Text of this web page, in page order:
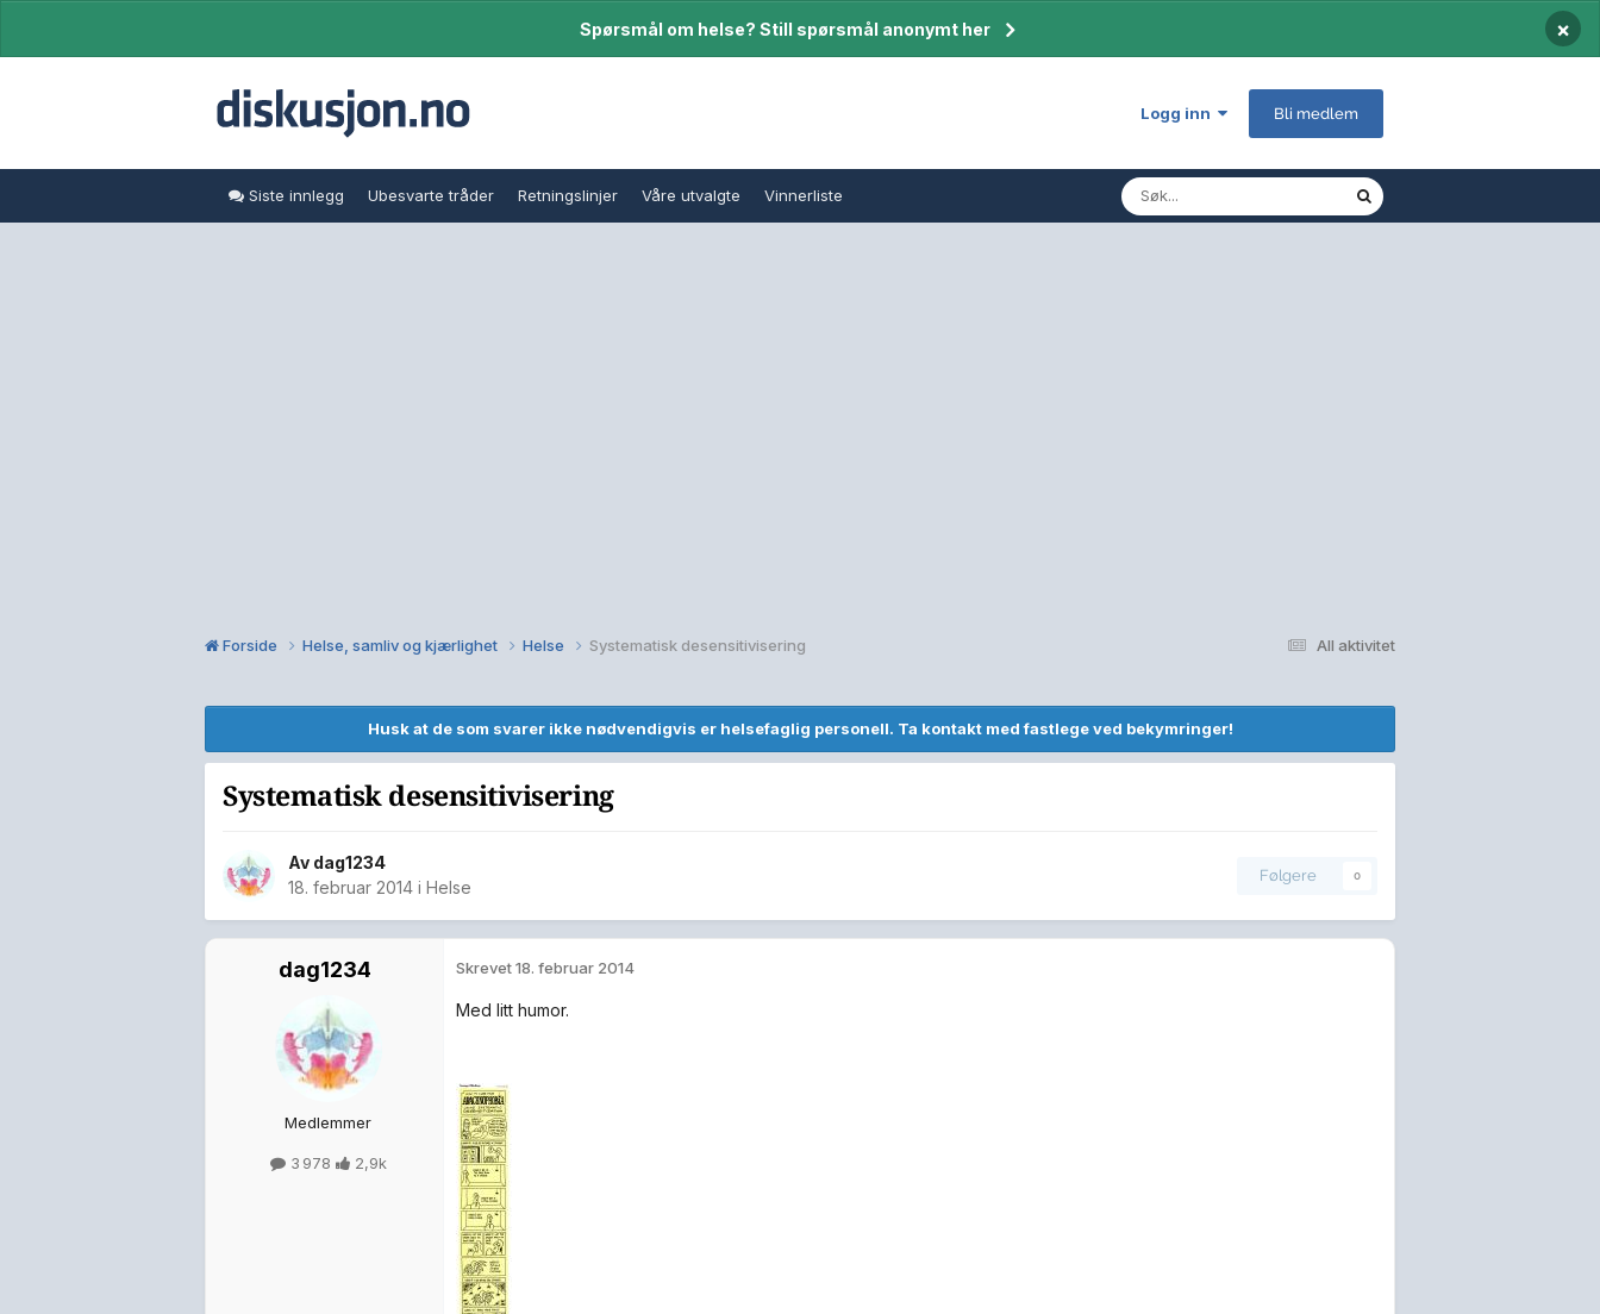
Spørsmål om helse? Still spørsmål anonymt her ×
Logg inn Bli medlem
Siste innlegg Ubesvarte tråder Retningslinjer Våre utvalgte Vinnerliste
All aktivitet
Forside Helse, samliv og kjærlighet Helse Systematisk desensitivisering
Husk at de som svarer ikke nødvendigvis er helsefaglig personell. Ta kontakt med fastlege ved bekymringer!
Systematisk desensitivisering
Av dag1234
18. februar 2014 i Helse
Følgere 0
dag1234
Medlemmer
3 978 2,9k
Skrevet18. februar 2014
Med litt humor.